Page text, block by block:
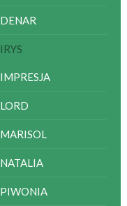
DENAR
IRYS
IMPRESJA
LORD
MARISOL
NATALIA
PIWONIA